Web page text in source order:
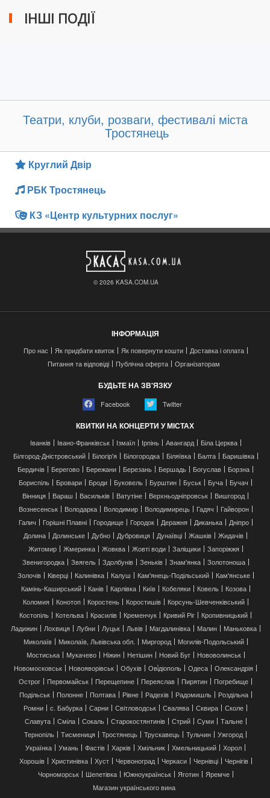
ІНШІ ПОДІЇ
Театри, клуби, розваги, фестивалі міста
Тростянець
Круглий Двір
РБК Тростянець
КЗ «Центр культурних послуг»
© 2026 KASA.COM.UA
ІНФОРМАЦІЯ
Про нас Як придбати квиток Як повернути кошти
Доставка і оплата
Питання та відповіді
Публічна оферта Організаторам
БУДЬТЕ НА ЗВ'ЯЗКУ
Facebook Twitter
КВИТКИ НА КОНЦЕРТИ У МІСТАХ
Іванків Івано-Франківськ Ізмаїл Ірпінь Авангард
Біла Церква
Білгород-Дністровський
Білогір'я Білогородка Біляївка Балта
Баришівка
Бердичів
Берегово Бережани Березань Бершадь Богуслав
Борзна
Бориспіль
Бровари Броди Буковель Бурштин Буськ Буча
Бучач
Вінниця
Вараш Васильків Ватутіне Верхньодніпровськ
Вишгород
Вознесенськ
Володарка Володимир Володимирець Гадяч
Гайворон
Галич
Горішні Плавні Городище Городок Деражня Диканька
Дніпро
Долина
Долинське Дубно Дубровиця Дунаївці Жашків
Жидачів
Житомир
Жмеринка Жовква Жовті води Заліщики
Запоріжжя
Звенигородка
Звягель Здолбунів Зеньків Знам'янка
Золотоноша
Золочів
Ківерці Калинівка Калуш Кам'янець-Подільський
Кам'янське
Камінь-Каширський
Канів Карлівка Київ Кобеляки Ковель
Козова
Коломия
Конотоп Коростень Коростишів
Корсунь-Шевченківський
Костопіль
Котельва Красилів Кременчук Кривий Ріг
Кропивницький
Ладижин
Лохвиця Лубни Луцьк Львів Магдалинівка Малин
Маньковка
Миколаїв
Миколаїв, Львівська обл. Миргород
Могилів-Подольський
Мостиська
Мукачево Ніжин Нетішин Новий Буг
Нововолинськ
Новомосковськ
Новояворівськ Обухів Ові́діополь Одеса
Олександрія
Острог
Первомайськ Перещепине Переяслав Пирятин
Погребище
Подільськ
Полонне Полтава Рівне Радехів Радомишль
Роздільна
Ромни
с. Бабурка Сарни Світловодськ Свалява Сквира
Сколе
Славута
Сміла Сокаль Старокостянтинів Стрий Суми
Тальне
Тернопіль
Тисмениця Тростянець Трускавець Тульчин
Ужгород
Українка
Умань Фастів Харків Хмільник Хмельницький
Хорол
Хорошів
Христинівка Хуст Червоноград Черкаси Чернівці
Чернігів
Чорноморськ
Шепетівка Южноукраїнськ Яготин
Яремче
Магазин українського вина